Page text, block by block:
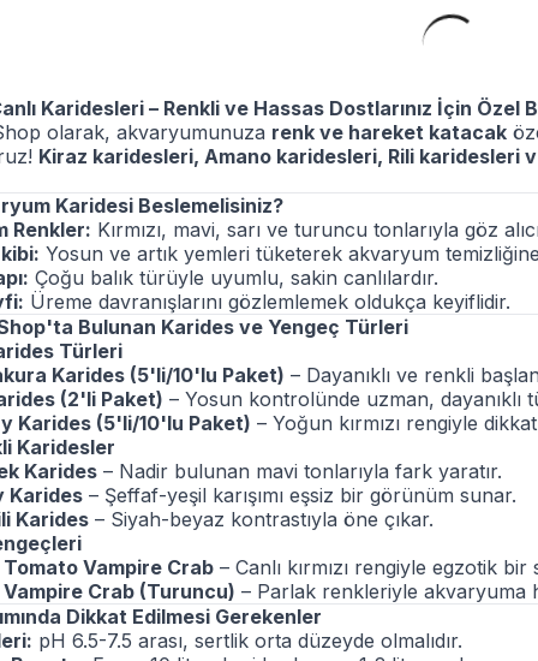
Karidesleri – Renkli ve Hassas Dostlarınız İçin Özel
olarak, akvaryumunuza renk ve hareket katacak
Kiraz karidesleri, Amano karidesleri, Rili karidesleri
Karidesi Beslemelisiniz?
Renkler: Kırmızı, mavi, sarı ve turuncu tonlarıyla göz
Yosun ve artık yemleri tüketerek akvaryum
Çoğu balık türüyle uyumlu, sakin canlılardır.
Üreme davranışlarını gözlemlemek oldukça keyiflidir.
Bulunan Karides ve Yengeç Türleri
Türleri
Karides (5'li/10'lu Paket) – Dayanıklı ve renkli
(2'li Paket) – Yosun kontrolünde uzman, dayanıklı
Karides (5'li/10'lu Paket) – Yoğun kırmızı rengiyle
Karidesler
Karides – Nadir bulunan mavi tonlarıyla fark yaratır.
Karides – Şeffaf-yeşil karışımı eşsiz bir görünüm sunar.
Karides – Siyah-beyaz kontrastıyla öne çıkar.
Tomato Vampire Crab – Canlı kırmızı rengiyle egzotik bir
Vampire Crab (Turuncu) – Parlak renkleriyle akvaryuma
Dikkat Edilmesi Gerekenler
pH 6.5-7.5 arası, sertlik orta düzeyde olmalıdır.